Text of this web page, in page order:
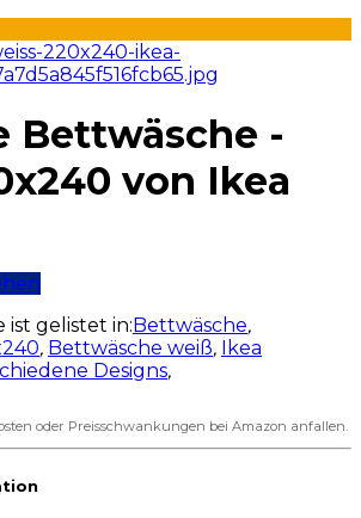
Bettwäsche -
von Ikea
ist gelistet in:Bettwäsche,
, Bettwäsche weiß, Ikea
Designs,
oder Preisschwankungen bei Amazon anfallen.